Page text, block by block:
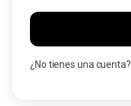
¿No tienes una cuenta?